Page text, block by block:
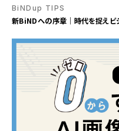
BiNDup TIPS
新BiNDへの序章｜時代を捉えビ